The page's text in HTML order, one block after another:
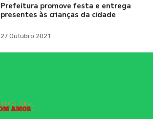
Prefeitura promove festa e entrega
presentes às crianças da cidade
27 Outubro 2021